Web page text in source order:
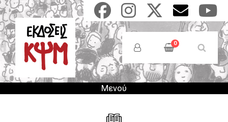
Παράκαμψη
προς
το
κυρίως
περιεχόμενο
Anonymous
Users
Menu
0
Μενού